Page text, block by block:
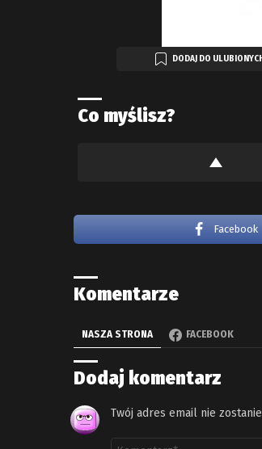
DODAJ DO
Co myślisz?
Facebook
Komentarze
NASZA STRONA FACEBOOK
Dodaj komentarz
Twój adres email nie
Komentarz